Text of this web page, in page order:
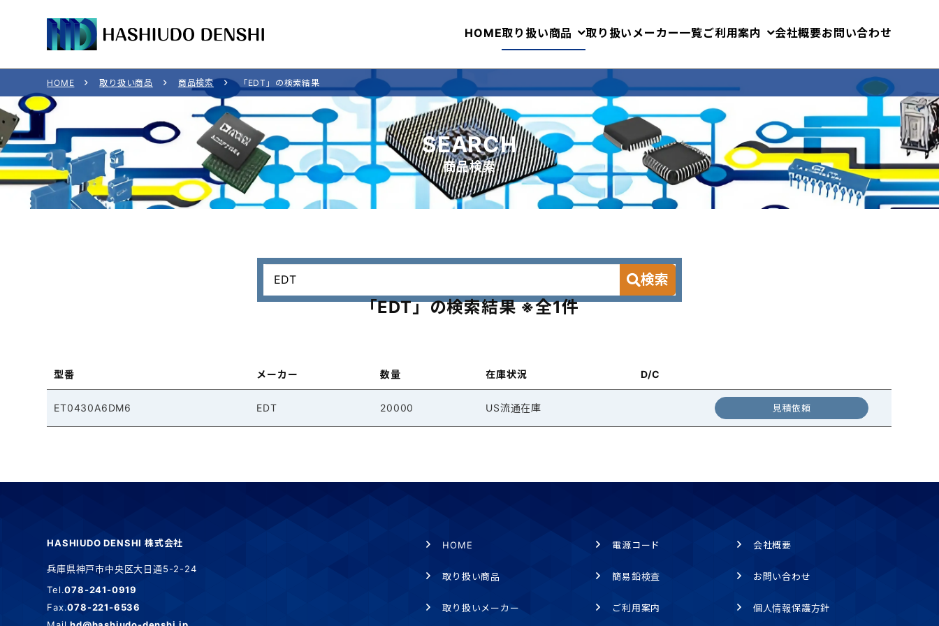
HOME取り扱い商品 取り扱いメーカー一覧ご利用案内 会社概要お問い合わせ
HOME 取り扱い商品 商品検索 「EDT」の検索結果
SEARCH
商品検索
検索
「EDT」の検索結果 ※全1件
型番 メーカー 数量 在庫状況 D/C
ET0430A6DM6 EDT 20000 US流通在庫 見積依頼
HASHIUDO DENSHI 株式会社
兵庫県神戸市中央区大日通5-2-24
Tel.078-241-0919
Fax.078-221-6536
HOME
取り扱い商品
取り扱いメーカー
電源コード
簡易鉛検査
ご利用案内
会社概要
お問い合わせ
個人情報保護方針